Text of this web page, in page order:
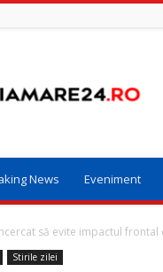
News Eveniment
să evite impactul frontal
Stirile zilei